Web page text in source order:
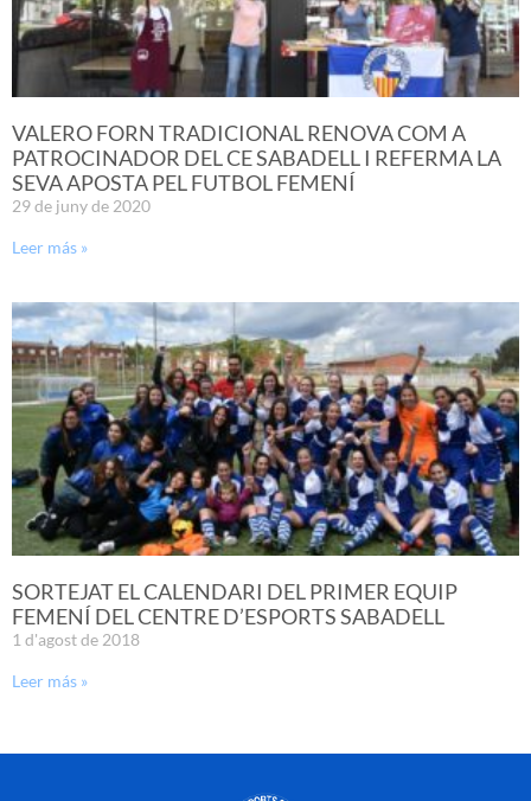
VALERO FORN TRADICIONAL RENOVA COM A
PATROCINADOR DEL CE SABADELL I REFERMA LA
SEVA APOSTA PEL FUTBOL FEMENÍ
29 de juny de 2020
Leer más »
SORTEJAT EL CALENDARI DEL PRIMER EQUIP
FEMENÍ DEL CENTRE D’ESPORTS SABADELL
1 d'agost de 2018
Leer más »